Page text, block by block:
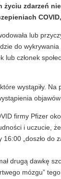
życiu zdarzeń
lub
do wykrywania
członek
wystąpiły. Na
firmy Pfizer
i uczucie,
„doszło
drugą dawkę
mózgu”